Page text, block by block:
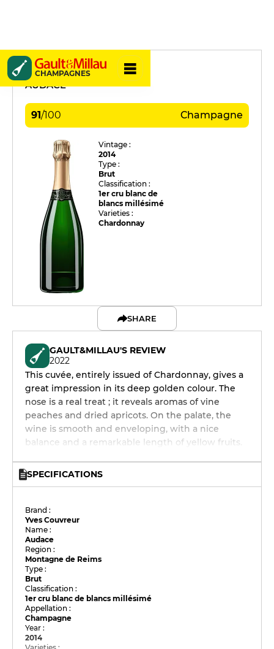
CHAMPAGNES
Yves Couvreur
AUDACE
91/100 Champagne
Vintage :
2014
Type :
Brut
Classification :
1er cru blanc de
blancs millésimé
Varieties :
Chardonnay
SHARE
GAULT&MILLAU'S REVIEW
2022
This cuvée, entirely issued of Chardonnay, gives a
great impression in its deep golden colour. The
nose is a real treat ; it reveals aromas of vine
peaches and dried apricots. On the palate, the
wine is smooth and enveloping, with a nice
balance and a remarkable length of yellow fruits.
SPECIFICATIONS
Brand :
Yves Couvreur
Name :
Audace
Region :
Montagne de Reims
Type :
Brut
Classification :
1er cru blanc de blancs millésimé
Appellation :
Champagne
Year :
2014